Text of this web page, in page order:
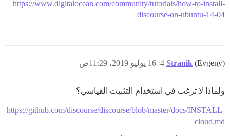
https://www.digitalocean.com/community/tutorials/how-to-install-
discourse-on-ubuntu-14-04
Stranik (Evgeny) 16 يوليو 2019، 11:29ص 4
ولماذا لا ترغب في استخدام التثبيت القياسي؟
https://github.com/discourse/discourse/blob/master/docs/INSTALL-
cloud.md